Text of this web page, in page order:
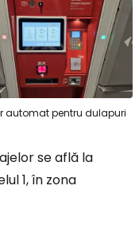
automat pentru dulapuri
se află la
1, în zona